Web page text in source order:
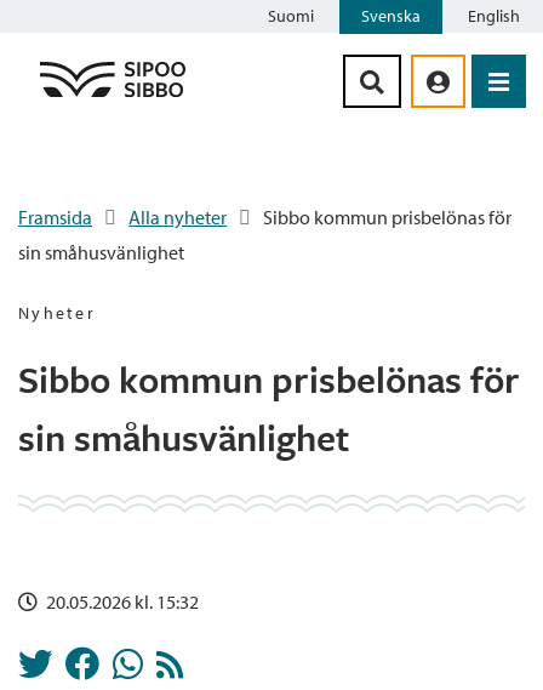
Suomi Svenska English
Framsida Alla nyheter
Sibbo kommun prisbelönas för
sin småhusvänlighet
Nyheter
Sibbo kommun prisbelönas för
sin småhusvänlighet
20.05.2026 kl. 15:32